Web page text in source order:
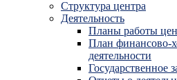
Структура центра
Деятельность
Планы работы
План финансово-
деятельности
Государственное